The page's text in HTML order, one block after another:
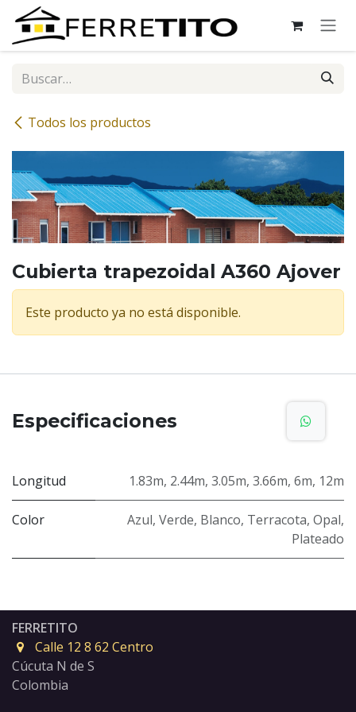
Ir al contenido
Todos los productos
Cubierta trapezoidal A360 Ajover
Este producto ya no está disponible.
Especificaciones
Longitud 1.83m, 2.44m, 3.05m, 3.66m, 6m, 12m
Color Azul, Verde, Blanco, Terracota, Opal,
Plateado
FERRETITO
Calle 12 8 62 Centro
Cúcuta N de S
Colombia